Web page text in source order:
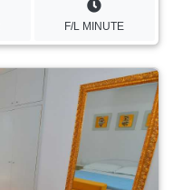
F/L MINUTE